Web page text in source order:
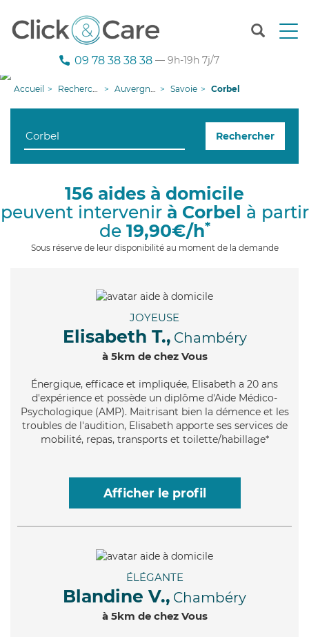
T
n
g
i
09 78 38 38 38 — 9h-19h 7j/7
Accueil Recherche aide à domicile Auvergne-Rhône-Alpes Savoie Corbel
Rechercher
156 aides à domicile
peuvent intervenir à Corbel à partir
de 19,90€/h*
Sous réserve de leur disponibilité au moment de la demande
JOYEUSE
Elisabeth T., Chambéry
à 5km de chez Vous
Énergique, efficace et impliquée, Elisabeth a 20 ans
d'expérience et possède un diplôme d'Aide Médico-
Psychologique (AMP). Maitrisant bien la démence et les
troubles de l'audition, Elisabeth apporte ses services de
mobilité, repas, transports et toilette/habillage*
Afficher le profil
ÉLÉGANTE
Blandine V., Chambéry
à 5km de chez Vous